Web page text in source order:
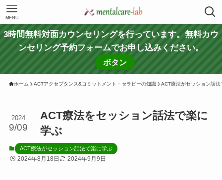
MENU
3時間無料対面カウンセリングを行っています。無料カウ
ンセリング予約フォームでお申し込みください。
ボタン
ホーム ACTアクセプタンス&コミットメント・セラピーの知識 ACT療法がセッション話法
ACT療法をセッション話法で楽に
学ぶ
2024
9/09
ACT療法がセッション話法で楽に学ぶ
2024年8月18日 2024年9月9日